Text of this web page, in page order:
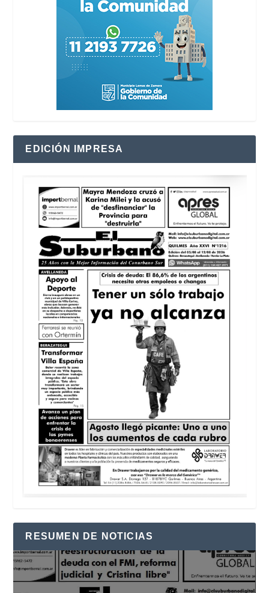
EDICIÓN IMPRESA
RESUMEN DE NOTICIAS
Reproductor
de
vídeo